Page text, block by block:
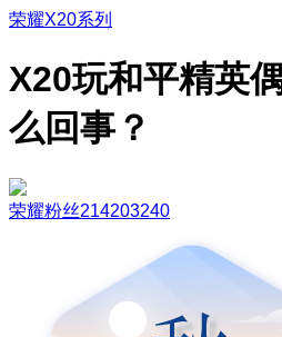
荣耀X20系列
X20玩和平精英
么回事？
荣耀粉丝214203240